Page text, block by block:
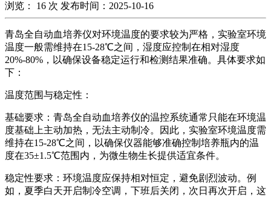
浏览： 16 次 发布时间：2025-10-16
青岛全自动血培养仪对环境温度的要求较为严格，实验室环境
温度一般需维持在15-28℃之间，湿度应控制在相对湿度
20%-80%，以确保设备稳定运行和检测结果准确。具体要求如
下：
温度范围与稳定性：
基础要求：青岛全自动血培养仪的温控系统通常只能在环境温
度基础上主动加热，无法主动制冷。因此，实验室环境温度需
维持在15-28℃之间，以确保仪器能够准确控制培养瓶内的温
度在35±1.5℃范围内，为微生物生长提供适宜条件。
稳定性要求：环境温度应保持相对恒定，避免剧烈波动。例
如，夏季白天开启制冷空调，下班后关闭，次日再次开启，这